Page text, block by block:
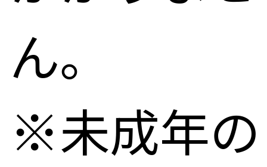
ん。
※未成年の